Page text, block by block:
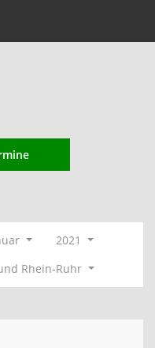
2021
Rhein-Ruhr